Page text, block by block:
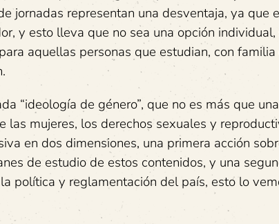
jornadas representan una desventaja, ya que
y esto lleva que no sea una opción individual,
aquellas personas que estudian, con familia
“ideología de género”, que no es más que
las mujeres, los derechos sexuales y
en dos dimensiones, una primera acción
de estudio de estos contenidos, y una
política y reglamentación del país, esto lo